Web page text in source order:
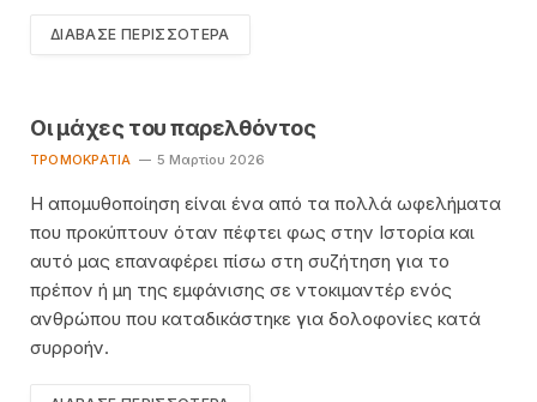
ΔΙΆΒΑΣΕ ΠΕΡΙΣΣΌΤΕΡΑ
Οι μάχες του παρελθόντος
TΡΟΜΟΚΡΑΤΊΑ 5 Μαρτίου 2026
Η απομυθοποίηση είναι ένα από τα πολλά ωφελήματα
που προκύπτουν όταν πέφτει φως στην Ιστορία και
αυτό μας επαναφέρει πίσω στη συζήτηση για το
πρέπον ή μη της εμφάνισης σε ντοκιμαντέρ ενός
ανθρώπου που καταδικάστηκε για δολοφονίες κατά
συρροήν.